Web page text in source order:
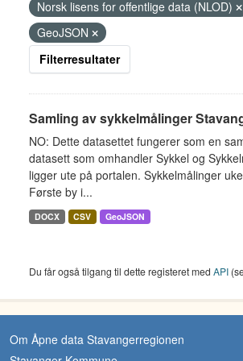
Norsk lisens for offentlige data (NLOD)
GeoJSON
Filterresultater
Samling av sykkelmålinger
NO: Dette datasettet fungerer som en
datasett som omhandler Sykkel og
ligger ute på portalen. Sykkelmålinger
Første by i...
DOCX CSV GeoJSON
Du får også tilgang til dette registeret med API
Om Åpne data Stavangerregionen